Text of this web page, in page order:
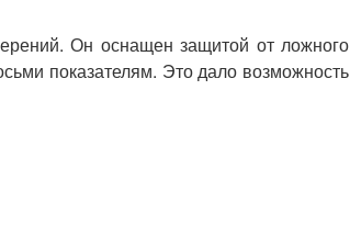
Он оснащен защитой от ложного
показателям. Это дало возможность